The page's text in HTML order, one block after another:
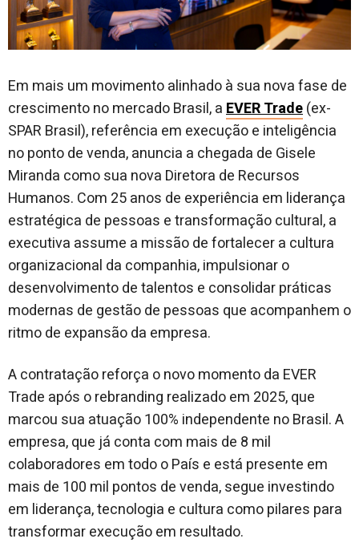
Em mais um movimento alinhado à sua nova fase de
crescimento no mercado Brasil, aEVER Trade(ex-
SPAR Brasil), referência em execução e inteligência
no ponto de venda, anuncia a chegada de Gisele
Miranda como sua nova Diretora de Recursos
Humanos. Com 25 anos de experiência em liderança
estratégica de pessoas e transformação cultural, a
executiva assume a missão de fortalecer a cultura
organizacional da companhia, impulsionar o
desenvolvimento de talentos e consolidar práticas
modernas de gestão de pessoas que acompanhem o
ritmo de expansão da empresa.
A contratação reforça o novo momento da EVER
Trade após o rebranding realizado em 2025, que
marcou sua atuação 100% independente no Brasil. A
empresa, que já conta com mais de 8 mil
colaboradores em todo o País e está presente em
mais de 100 mil pontos de venda, segue investindo
em liderança, tecnologia e cultura como pilares para
transformar execução em resultado.